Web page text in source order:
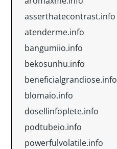
asserthatecontrast.info
atenderme.info
bangumiio.info
bekosunhu.info
beneficialgrandiose.info
blomaio.info
dosellinfoplete.info
podtubeio.info
powerfulvolatile.info